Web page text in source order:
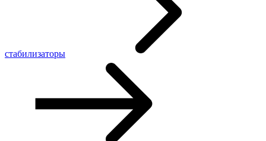
стабилизаторы